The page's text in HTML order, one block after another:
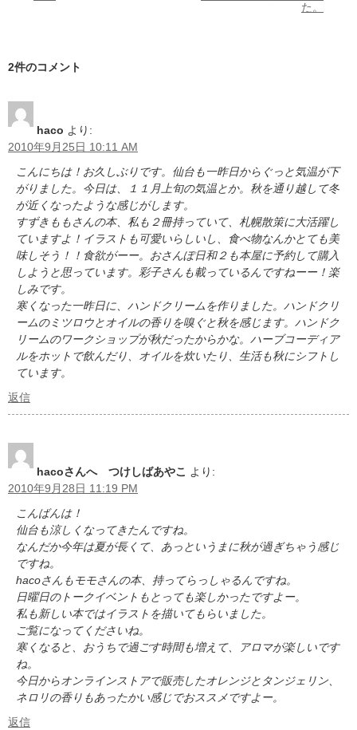
た。
2件のコメント
haco より:
2010年9月25日 10:11 AM
こんにちは！お久しぶりです。仙台も一昨日からぐっと気温が下
がりました。今日は、１１月上旬の気温とか。秋を通り越して冬
が近くなったような感じがします。
すずきももさんの本、私も２冊持っていて、札幌散策に大活躍し
ていますよ！イラストも可愛いらしいし、食べ物なんかとても美
味しそう！！食欲がーー。おさんぽ日和２も本屋に予約して購入
しようと思っています。彩子さんも載っているんですねーー！楽
しみです。
寒くなった一昨日に、ハンドクリームを作りました。ハンドクリ
ームのミツロウとオイルの香りを嗅ぐと秋を感じます。ハンドク
リームのワークショップが秋だったからかな。ハーブコーディア
ルをホットで飲んだり、オイルを炊いたり、生活も秋にシフトし
ています。
返信
hacoさんへ つけしばあやこ より:
2010年9月28日 11:19 PM
こんばんは！
仙台も涼しくなってきたんですね。
なんだか今年は夏が長くて、あっというまに秋が過ぎちゃう感じ
ですね。
hacoさんもモモさんの本、持ってらっしゃるんですね。
日曜日のトークイベントもとっても楽しかったですよー。
私も新しい本ではイラストを描いてもらいました。
ご覧になってくださいね。
寒くなると、おうちで過ごす時間も増えて、アロマが楽しいです
ね。
今日からオンラインストアで販売したオレンジとタンジェリン、
ネロリの香りもあったかい感じでおススメですよー。
返信